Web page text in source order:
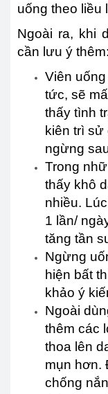
uống theo liều
Ngoài ra, khi
cần lưu ý thêm:
Viên
tức, sẽ
thấy tình
kiên trì sử
ngừng
Trong
thấy khô
nhiều.
1 lần/
tăng tần
Ngừng
hiện bất
khảo ý
Ngoài
thêm các
thoa lên
mụn hơn.
chống